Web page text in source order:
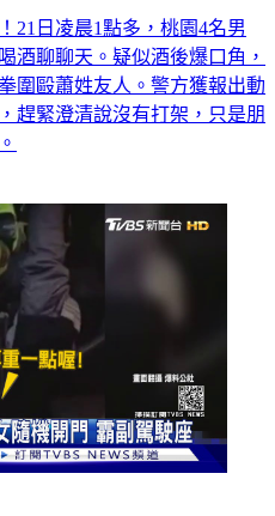
21日凌晨1點多，桃園4名男
酒聊聊天。疑似酒後爆口角，
圍毆蕭姓友人。警方獲報出動
趕緊澄清說沒有打架，只是朋